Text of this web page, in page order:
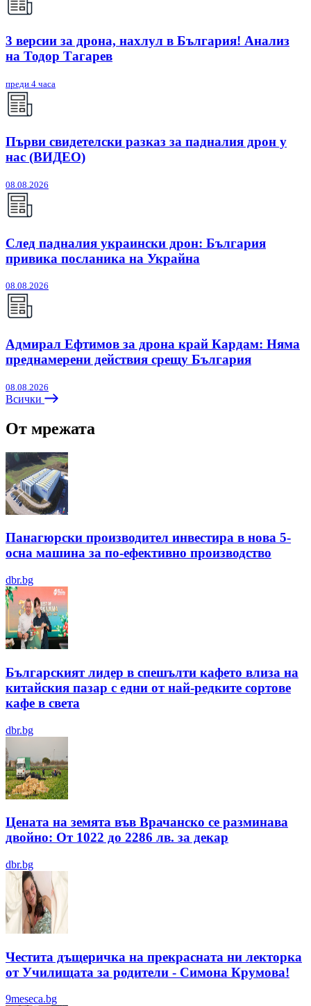
3 версии за дрона, нахлул в България! Анализ
на Тодор Тагарев
преди 4 часа
Първи свидетелски разказ за падналия дрон у
нас (ВИДЕО)
08.08.2026
След падналия украински дрон: България
привика посланика на Украйна
08.08.2026
Адмирал Ефтимов за дрона край Кардам: Няма
преднамерени действия срещу България
08.08.2026
Всички
От мрежата
Панагюрски производител инвестира в нова 5-
осна машина за по-ефективно производство
dbr.bg
Българският лидер в спешълти кафето влиза на
китайския пазар с едни от най-редките сортове
кафе в света
dbr.bg
Цената на земята във Врачанско се разминава
двойно: От 1022 до 2286 лв. за декар
dbr.bg
Честита дъщеричка на прекрасната ни лекторка
от Училищата за родители - Симона Крумова!
9meseca.bg